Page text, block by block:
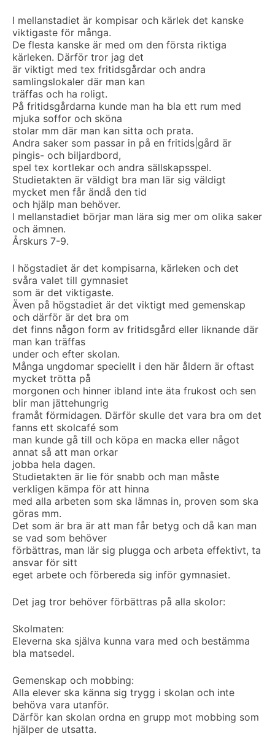
I mellanstadiet är kompisar och kärlek det kanske
viktigaste för många.
De flesta kanske är med om den första riktiga
kärleken. Därför tror jag det
är viktigt med tex fritidsgårdar och andra
samlingslokaler där man kan
träffas och ha roligt.
På fritidsgårdarna kunde man ha bla ett rum med
mjuka soffor och sköna
stolar mm där man kan sitta och prata.
Andra saker som passar in på en fritids|gård är
pingis- och biljardbord,
spel tex kortlekar och andra sällskapsspel.
Studietakten är väldigt bra man lär sig väldigt
mycket men får ändå den tid
och hjälp man behöver.
I mellanstadiet börjar man lära sig mer om olika saker
och ämnen.
Årskurs 7-9.
I högstadiet är det kompisarna, kärleken och det
svåra valet till gymnasiet
som är det viktigaste.
Även på högstadiet är det viktigt med gemenskap
och därför är det bra om
det finns någon form av fritidsgård eller liknande där
man kan träffas
under och efter skolan.
Många ungdomar speciellt i den här åldern är oftast
mycket trötta på
morgonen och hinner ibland inte äta frukost och sen
blir man jättehungrig
framåt förmidagen. Därför skulle det vara bra om det
fanns ett skolcafé som
man kunde gå till och köpa en macka eller något
annat så att man orkar
jobba hela dagen.
Studietakten är lie för snabb och man måste
verkligen kämpa för att hinna
med alla arbeten som ska lämnas in, proven som ska
göras mm.
Det som är bra är att man får betyg och då kan man
se vad som behöver
förbättras, man lär sig plugga och arbeta effektivt, ta
ansvar för sitt
eget arbete och förbereda sig inför gymnasiet.
Det jag tror behöver förbättras på alla skolor:
Skolmaten:
Eleverna ska själva kunna vara med och bestämma
bla matsedel.
Gemenskap och mobbing:
Alla elever ska känna sig trygg i skolan och inte
behöva vara utanför.
Därför kan skolan ordna en grupp mot mobbing som
hjälper de utsatta.